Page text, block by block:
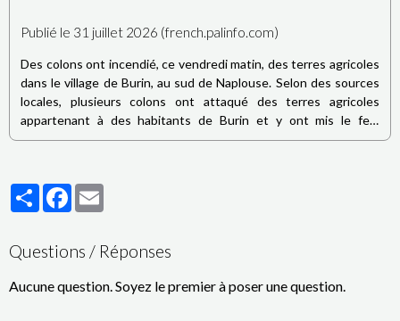
Publié le 31 juillet 2026 (french.palinfo.com)
Des colons ont incendié, ce vendredi matin, des terres agricoles
dans le village de Burin, au sud de Naplouse. Selon des sources
locales, plusieurs colons ont attaqué des terres agricoles
appartenant à des habitants de Burin et y ont mis le feu,
provoquant l’incendie de plusieurs oliviers. Les mêmes sources
maîtriser l’incendie.
PartagerFacebook
Questions / Réponses
Aucune question. Soyez le premier à poser une question.